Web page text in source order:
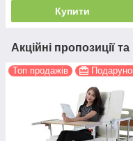
Купити
Акційні пропозиції
Топ продажів